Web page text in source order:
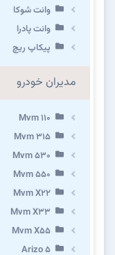
وانت شوکا
وانت پادرا
پیکاپ ریچ
مدیران خودرو
Mvm 110
Mvm 315
Mvm 530
Mvm 550
Mvm X22
Mvm X33
Mvm X55
Arizo 5